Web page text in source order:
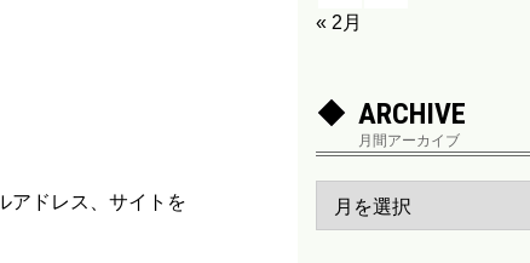
アドレス、サイトを
« 2月
ARCHIVE
月間アーカイブ